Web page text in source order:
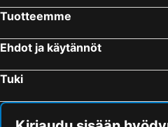
Tuotteemme
Ehdot ja käytännöt
Tuki